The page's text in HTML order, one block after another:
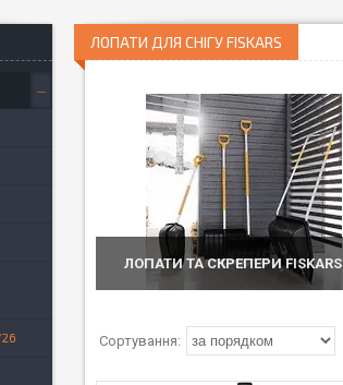
ЛОПАТИ ДЛЯ СНІГУ FISKARS
ЛОПАТИ ТА СКРЕПЕРИ FISKARS
26